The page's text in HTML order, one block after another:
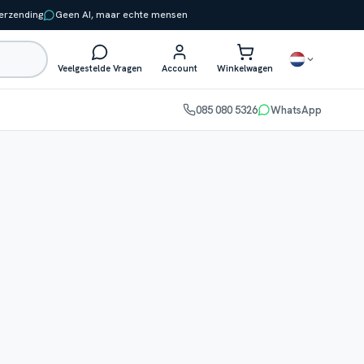
Geen AI, maar echte mensen
Veelgestelde Vragen Account Winkelwagen
085 080 5326 WhatsApp